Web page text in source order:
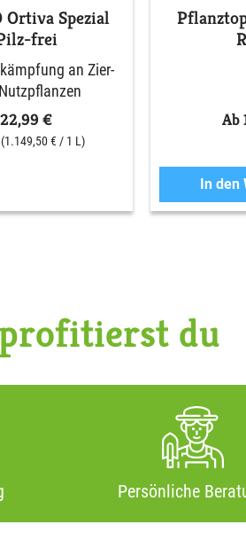
Ortiva Spezial
frei
an Zier-
22,99 €
(1.149,50 € / 1 L)
Ab
In den
du
Persönliche